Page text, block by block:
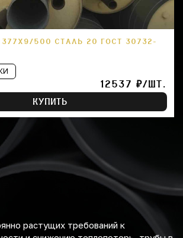
500 СТАЛЬ 20 ГОСТ 30732-
12537 ₽/ШТ.
КУПИТЬ
растущих требований к